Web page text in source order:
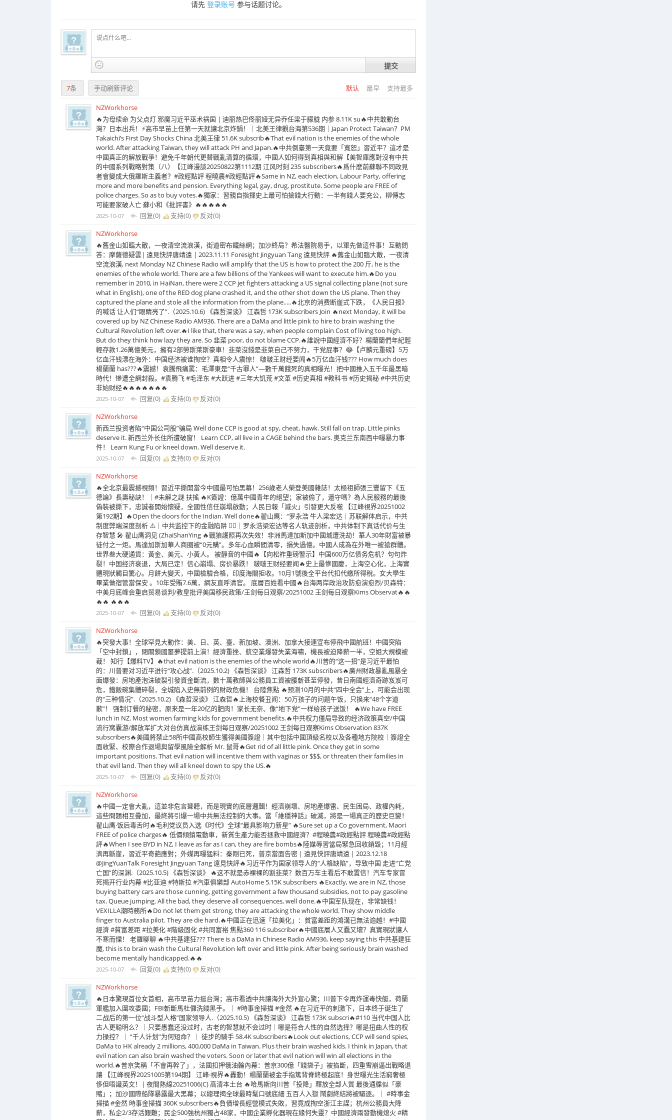
请先 登录账号 参与话题讨论。
提交
默认 最早 支持最多
7条 手动刷新评论
NZWorkhorse
🔥为母续命 为父点灯 邪魔习近平巫术祸国 | 迪丽热巴佟丽娅无异乔任梁于朦胧 内参 8.11K su🔥中共敢動台
灣？日本出兵！⚡高市早苗上任第一天就讓北京炸鍋！｜北美王律觀台海第536期｜Japan Protect Taiwan？PM
Takaichi’s First Day Shocks China 北美王律 51.6K subscrib🔥That evil nation is the enemies of the whole
world. After attacking Taiwan, they will attack PH and Japan.🔥中共倒臺第一天竟要「寬恕」習近平？這才是
中國真正的解放戰爭！避免千年朝代更替戰亂清算的循環，中國人如何得到真相與和解【美智庫應對沒有中共
的中國系列戰略對策（八）【江峰漫談20250822第1112期 江风时刻 235 subscribers🔥爲什麽前蘇聯不同政見
者會變成大俄羅斯主義者？#政經點評 程曉農#政經點評🔥Same in NZ, each election, Labour Party, offering
more and more benefits and pension. Everything legal, gay, drug, prostitute. Some people are FREE of
police charges. So as to buy votes.🔥獨家：習親自指揮史上最可怕搶錢大行動：一半有錢人要充公，柳傳志
可能要家破人亡 蘇小和《批評書》🔥🔥🔥🔥🔥
2025-10-07 回复(0) 支持(0) 反对(0)
NZWorkhorse
🔥舊金山如臨大敵，一夜清空流浪漢，街道密布鐵絲網；加沙終局？希法醫院易手，以軍先做這件事！互動問
答：摩薩德疑雲| 遠見快評唐靖遠 | 2023.11.11 Foresight Jingyuan Tang 遠見快評 🔥舊金山如臨大敵，一夜清
空流浪漢, next Monday NZ Chinese Radio will amplify that the US is how to protect the 200 斤, he is the
enemies of the whole world. There are a few billions of the Yankees will want to execute him.🔥Do you
remember in 2010, in HaiNan, there were 2 CCP jet fighters attacking a US signal collecting plane (not sure
what in English), one of the RED dog plane crashed it, and the other shot down the US plane. Then they
captured the plane and stole all the information from the plane.....🔥北京的消费断崖式下跌，《人民日报》
的喊话 让人们“眼睛亮了”.（2025.10.6) 《森哲深谈》 江森哲 173K subscribers Join 🔥next Monday, it will be
covered up by NZ Chinese Radio AM936. There are a DaMa and little pink to hire to brain washing the
Cultural Revolution left over.🔥I like that, there was a say, when people complain Cost of living too high.
But do they think how lazy they are. So 韭菜 poor, do not blame CCP.🔥誰說中國經濟不好？楊蘭蘭們年紀輕
輕存款1.26萬億美元，擁有2部勞斯萊斯豪車！韭菜沒錢是韭菜自己不努力，干党屁事？😂【卢麟元重磅】5万
亿血汗钱漂在海外：中国经济被谁掏空？真相令人震惊！ 啵啵王财经要闻🔥5万亿血汗钱??? How much does
楊蘭蘭 has???🔥震撼！袁騰飛痛罵：毛澤東是“千古罪人”—數千萬餓死的真相曝光！把中國推入五千年最黑暗
時代！慘遭全網封殺。#袁腾飞 #毛泽东 #大跃进 #三年大饥荒 #文革 #历史真相 #教科书 #历史揭秘 #中共历史
非始财经🔥🔥🔥🔥🔥🔥🔥
2025-10-07 回复(0) 支持(0) 反对(0)
NZWorkhorse
新西兰投资者陷“中国公司股”骗局 Well done CCP is good at spy, cheat, hawk. Still fall on trap. Little pinks
deserve it. 新西兰外长住所遭破窗！ Learn CCP, all live in a CAGE behind the bars. 奥克兰东南西中曝暴力事
件！ Learn Kung Fu or kneel down. Well deserve it.
2025-10-07 回复(0) 支持(0) 反对(0)
NZWorkhorse
🔥全北京最震撼視頻！習近平撕開當今中國最可怕黑幕！256歲老人榮登美國雜誌！太極祖師張三豐留下《五
德論》長壽秘訣！｜#未解之謎 扶搖 🔥K簽證：億萬中國青年的絕望；家被偷了，還守嗎？為人民服務的最後
偽裝被撕下，忠誠者開始懷疑，全國性信任崩塌啟動；人民日報「滅火」引發更大反噬 【江峰視界20251002
第192期】🔥Open the doors for the Indian. Well done🔥翟山鹰：“罗永浩 牛人梁宏达｜苏联解体启示，中共
制度弊端深度剖析 ⚠️｜中共监控下的金融陷阱 🕵️‍♂️｜罗永浩梁宏达等名人轨迹剖析，中共体制下真话代价与生
存智慧 🎤 翟山鹰洞见 (ZhaiShanYing 🔥戰狼護照再次失效！非洲馬達加斯加中國城遭洗劫！華人30年財富被暴
徒付之一炬。馬達加斯加華人商圈被“0元購”。多年心血瞬間清零，損失過億。中國人成為在外唯一被搶群體。
世界叁大硬通貨：黃金、美元、小黃人。 被靜音的中國🔥【向松祚重磅警示】中国600万亿债务危机？句句炸
裂！中国经济衰退，大局已定！信心崩塌、房价暴跌！ 啵啵王财经要闻🔥史上最慘國慶，上海空心化，上海實
體現狀觸目驚心。月餅大變天，中國檢驗合格，印度海關拒收。10月1號後全平台代扣代繳所得稅。女大學生
畢業做宿管當保安 。10年受賄7.6萬，網友直呼清官。 底層百姓看中國🔥台海两岸政治攻防愈演愈烈/贝森特：
中美月底峰会重启贸易谈判/教皇批评美国移民政策/王剑每日观察/20251002 王剑每日观察Kims Observat🔥🔥
🔥🔥 🔥🔥🔥
2025-10-07 回复(0) 支持(0) 反对(0)
NZWorkhorse
🔥突發大事！全球罕見大動作：美、日、英、臺、新加坡、澳洲、加拿大接連宣布停飛中國航班！中國突陷
「空中封鎖」，閉關鎖國噩夢提前上演！經濟重挫、航空業爆發失業海嘯，機長被迫降薪一半，空姐大規模被
裁！ 知行【爆料TV】🔥that evil nation is the enemies of the whole world🔥川普的“这一招”是习近平最怕
的：川普要对习近平进行“攻心战”.（2025.10.2) 《森哲深谈》 江森哲 173K subscribers🔥廣州財政暴亂風暴全
面爆發：房地產泡沫破裂引發資金斷流，數十萬教師與公務員工資被腰斬甚至停發，昔日南國經濟奇跡岌岌可
危，鐵飯碗集體碎裂，全城陷入史無前例的財政危機！ 台陸焦點 🔥预测10月的中共“四中全会”上，可能会出现
的“三种情况”.（2025.10.2) 《森哲深谈》 江森哲🔥上海校餐丑闻：50万孩子的问题午饭，只换来“48个字道
歉”！ 强制订餐的秘密，原来是一年20亿的肥肉！家长无奈、像“地下党”一样给孩子送饭！ 🔥We have FREE
lunch in NZ. Most women farming kids for government benefits.🔥中共权力僵局导致的经济政策真空/中国
流行窝囊游/解放军扩大对台仿真战演练王剑每日观察/20251002 王剑每日观察Kims Observation 837K
subscribers🔥美國將禁止58所中國高校師生獲得美國簽證｜其中包括中國頂級名校以及各種地方院校｜簽證全
面收緊、校際合作退場與留學風險全解析 Mr. 鼠哥🔥Get rid of all little pink. Once they get in some
important positions. That evil nation will incentive them with vaginas or $$$, or threaten their families in
that evil land. Then they will all kneel down to spy the US.🔥
2025-10-07 回复(0) 支持(0) 反对(0)
NZWorkhorse
🔥中國一定會大亂，這並非危言聳聽，而是現實的底層邏輯！經濟崩壞、房地產爆雷、民生困局、政權內耗，
這些問題相互疊加，最終將引爆一場中共無法控制的大事。當「維穩神話」破滅，將是一場真正的歷史巨變！
翟山鹰·饭后毒舌时🔥毛利党议员入选《时代》全球“最具影响力新星” 🔥Sure set up a Co government, Maori
FREE of police charges🔥 低價傾銷電動車，新質生產力能否拯救中國經濟？#程曉農#政經點評 程曉農#政經點
評🔥When I see BYD in NZ, I leave as far as I can, they are fire bombs🔥陸媒辱習當局緊急回收銷毀；11月經
濟再斷崖，習近平奇葩應對；外媒再曝猛料：秦剛已死，普京當面告密 | 遠見快評唐靖遠 | 2023.12.18
‪@JingYuanTalk‬ Foresight Jingyuan Tang 遠見快評🔥习近平作为国家领导人的“人格缺陷”，导致中国 走进“亡党
亡国”的深渊.（2025.10.5) 《森哲深谈》 🔥这不就是赤裸裸的割韭菜？数百万车主看后不敢置信！汽车专家冒
死揭开行业内幕 #比亚迪 #特斯拉 #汽車俱樂部 AutoHome 5.15K subscribers 🔥Exactly, we are in NZ, those
buying battery cars are those cunning, getting government a few thousand subsidies, not to pay gasoline
tax. Queue jumping. All the bad, they deserve all consequences, well done.🔥中国军队现在，非常缺钱！
VEXILLA潮時務所🔥Do not let them get strong, they are attacking the whole world. They show middle
finger to Australia pilot. They are die hard.🔥中國正在迅速「拉美化」：貧富差距的鴻溝已無法逾越！#中國
經濟 #貧富差距 #拉美化 #階級固化 #共同富裕 焦點360 116 subscriber🔥中國底層人又蠢又壞？真實現狀讓人
不寒而慄！ 老羅聊聊 🔥中共基建狂??? There is a DaMa in Chinese Radio AM936, keep saying this 中共基建狂
魔, this is to brain wash the Cultural Revolution left over and little pink. After being seriously brain washed
become mentally handicapped.🔥🔥
2025-10-07 回复(0) 支持(0) 反对(0)
NZWorkhorse
🔥日本驚現首位女首相，高市早苗力挺台灣；高市看透中共讓海外大外宣心驚；川普下令再炸運毒快艇，荷蘭
軍艦加入圍攻委國；FBI斬斷馬杜儸洗錢黑手。｜ #時事金掃描 #金然 🔥在习近平的刺激下，日本终于诞生了
二战后的第一位“战斗型人格”国家领导人.（2025.10.5) 《森哲深谈》 江森哲 173K subscri🔥#110 当代中国人比
古人更聪明么？｜只要愚蠢还没过时，古老的智慧就不会过时｜哪是符合人性的自然选择？哪是扭曲人性的权
力操控？｜ “千人计划”为何短命？｜ 徒步的騎手 58.4K subscribers🔥Look out elections, CCP will send spies,
DaMa to HK already 2 millions, 400,000 DaMa in Taiwan. Plus their brain washed kids. I think in Japan, that
evil nation can also brain washed the voters. Soon or later that evil nation will win all elections in the
world.🔥普京笑稱「不會再幹了」，法國扣押俄油輪內幕：普京300億「錢袋子」被掐斷，四重雪崩逼出戰略退
讓 【江峰視界20251005第194期】 江峰·視界🔥轟動！楊蘭蘭被金手指篤背脊終極起底！身世曝光生活窮奢極
侈但唔識英文！| 夜間熱線20251006(C) 高清本土台 🔥哈馬斯向川普「投降」釋放全部人質 最後通牒似「豪
賭」；加沙國際船隊暴露最大黑幕；以總理揭全球最時髦口號底細 五百人入獄 鬧劇終結將被驅逐。｜ #時事金
掃描 #金然 時事金掃描 360K subscribers🔥負債增長經營模式失敗，習竟成掏空浙江主謀；杭州公務員大降
薪，私企2/3存活艱難；民企500強杭州獨占48家，中國企業孵化器現在緣何失靈？中國經濟兩發動機熄火 #精